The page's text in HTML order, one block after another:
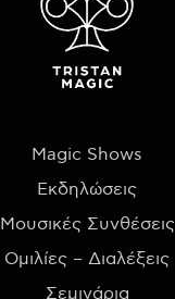
Magic Shows
Εκδηλώσεις
Μουσικές Συνθέσεις
Ομιλίες – Διαλέξεις
Σεμινάρια